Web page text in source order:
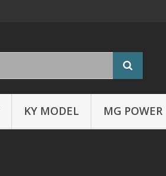
KY MODEL MG POWER